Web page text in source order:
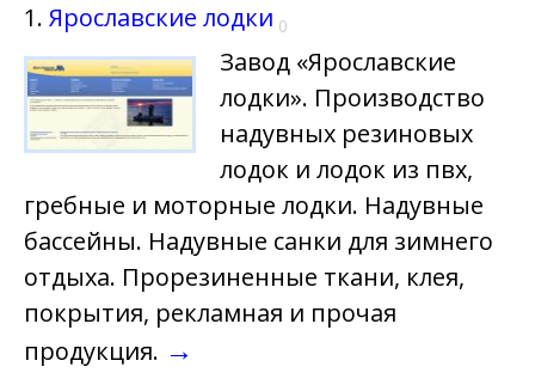
1. Ярославские лодки 0
Завод «Ярославские
лодки». Производство
надувных резиновых
лодок и лодок из пвх,
гребные и моторные лодки. Надувные
бассейны. Надувные санки для зимнего
отдыха. Прорезиненные ткани, клея,
покрытия, рекламная и прочая
продукция. →